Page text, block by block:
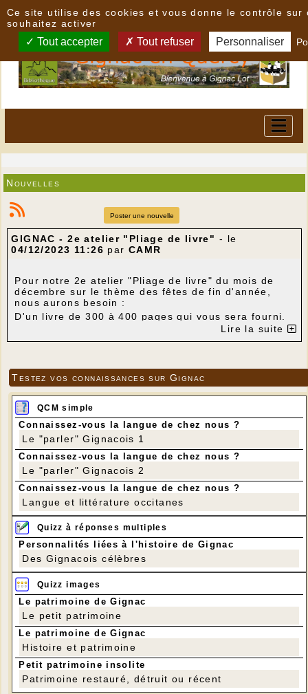
Nouvelles
Poster une nouvelle
GIGNAC - 2e atelier "Pliage de livre" - le
04/12/2023 11:26 par CAMR
Pour notre 2e atelier "Pliage de livre" du mois de
décembre sur le thème des fêtes de fin d'année,
nous aurons besoin :
D'un livre de 300 à 400 pages qui vous sera fourni.
Un bon cutter (3 disponibles à l'atelier)
Un tapis de découpe (3 disponibles à l'atelier) ou un
calendrier en carton fera l'affaire
Un tube de bonne colle et, dans l'idéal, un pistolet
de colle chaude transparente
Des petites décorations de Noël, du ruban, des
perles, des paillettes, de la dentelle, du papier
brillant,... au choix
Et de la patience
L'atelier se déroulera à Gignac dans la salle des
associations (ancienne bibliothèque), derrière la
salle des fêtes.
Pour ce lundi 11 décembre, il y aura deux ateliers
: le matin de 9 h 15 à 12 h et l'après-midi de 14 h
à 17 h.
Inscription souhaitée : Annette : 06 89 44 72 46
ou mail : jeannotdebrieannette@orange.fr
Sylvie Cardoso
Lire la suite
Testez vos connaissances sur Gignac
QCM simple
Connaissez-vous la langue de chez nous ?
Le "parler" Gignacois 1
Connaissez-vous la langue de chez nous ?
Le "parler" Gignacois 2
Connaissez-vous la langue de chez nous ?
Langue et littérature occitanes
Quizz à réponses multiples
Personnalités liées à l'histoire de Gignac
Des Gignacois célèbres
Quizz images
Le patrimoine de Gignac
Le petit patrimoine
Le patrimoine de Gignac
Histoire et patrimoine
Petit patrimoine insolite
Patrimoine restauré, détruit ou récent
Ce site utilise des cookies et vous donne le contrôle sur
souhaitez activer
Tout accepter Tout refuser Personnaliser